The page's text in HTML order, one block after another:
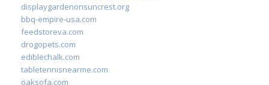
displaygardenonsuncrest.org
bbq-empire-usa.com
feedstoreva.com
drogopets.com
ediblechalk.com
tabletennisnearme.com
oaksofa.com